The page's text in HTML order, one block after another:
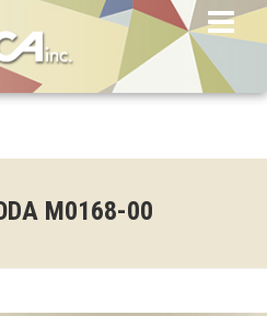
M0168-00